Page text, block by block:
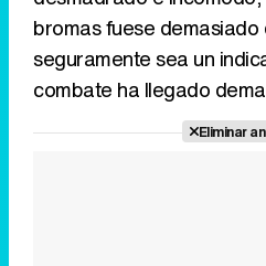
bromas fuese
seguramente sea un
combate ha llegado
Eliminar